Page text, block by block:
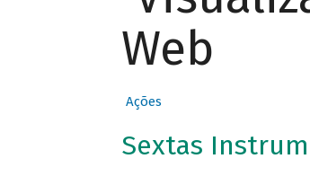
Web
Ações
Sextas